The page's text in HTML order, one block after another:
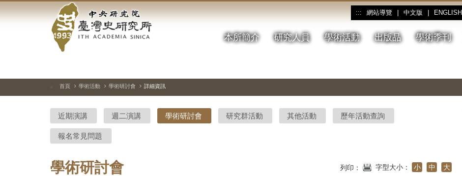
到
中
央
研
院-
臺
灣
史
研
::: 網站導覽 中文版 ENGLISH
本所簡介 研究人員 學術活動 出版品 學術季刊
::: 首頁 學術活動 學術研討會 詳細資訊
近期演講 週二演講 學術研討會 研究群活動 其他活動 歷年活動查詢
報名常見問題
學術研討會 列印： 字型大小： 小 中 大